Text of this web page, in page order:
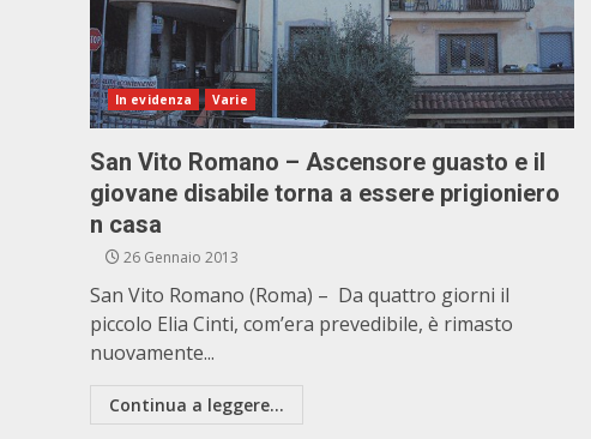
In evidenza Varie
San Vito Romano – Ascensore guasto e il
giovane disabile torna a essere prigioniero
n casa
26 Gennaio 2013
San Vito Romano (Roma) – Da quattro giorni il
piccolo Elia Cinti, com’era prevedibile, è rimasto
nuovamente...
Continua a leggere...